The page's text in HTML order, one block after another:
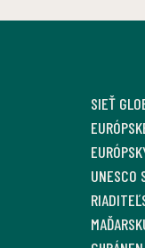
SIEŤ
UNESCO